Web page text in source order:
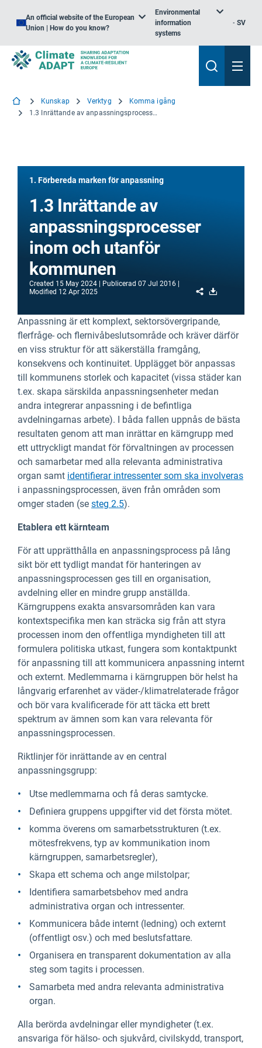
An official website of the European
Union | How do you know?
Environmental
information
systems
SV
Kunskap Verktyg
Komma igång
1.3 Inrättande av anpassningsprocesser inom och utanför kommunen
1. Förbereda marken för anpassning
1.3 Inrättande av
anpassningsprocesser
inom och utanför
kommunen
Created 15 May 2024 Publicerad 07 Jul 2016
Modified 12 Apr 2025 Share
Anpassning är ett komplext, sektorsövergripande,
flerfråge- och flernivåbeslutsområde och kräver därför
en viss struktur för att säkerställa framgång,
konsekvens och kontinuitet. Upplägget bör anpassas
till kommunens storlek och kapacitet (vissa städer kan
t.ex. skapa särskilda anpassningsenheter medan
andra integrerar anpassning i de befintliga
avdelningarnas arbete). I båda fallen uppnås de bästa
resultaten genom att man inrättar en kärngrupp med
ett uttryckligt mandat för förvaltningen av processen
och samarbetar med alla relevanta administrativa
organ samt identifierar intressenter som ska involveras
i anpassningsprocessen, även från områden som
omger staden (se steg 2.5).
Etablera ett kärnteam
För att upprätthålla en anpassningsprocess på lång
sikt bör ett tydligt mandat för hanteringen av
anpassningsprocessen ges till en organisation,
avdelning eller en mindre grupp anställda.
Kärngruppens exakta ansvarsområden kan vara
kontextspecifika men kan sträcka sig från att styra
processen inom den offentliga myndigheten till att
formulera politiska utkast, fungera som kontaktpunkt
för anpassning till att kommunicera anpassning internt
och externt. Medlemmarna i kärngruppen bör helst ha
långvarig erfarenhet av väder-/klimatrelaterade frågor
och bör vara kvalificerade för att täcka ett brett
spektrum av ämnen som kan vara relevanta för
anpassningsprocessen.
Riktlinjer för inrättande av en central
anpassningsgrupp:
Utse medlemmarna och få deras samtycke.
Definiera gruppens uppgifter vid det första mötet.
komma överens om samarbetsstrukturen (t.ex.
mötesfrekvens, typ av kommunikation inom
kärngruppen, samarbetsregler),
Skapa ett schema och ange milstolpar;
Identifiera samarbetsbehov med andra
administrativa organ och intressenter.
Kommunicera både internt (ledning) och externt
(offentligt osv.) och med beslutsfattare.
Organisera en transparent dokumentation av alla
steg som tagits i processen.
Samarbeta med andra relevanta administrativa
organ.
Alla berörda avdelningar eller myndigheter (t.ex.
ansvariga för hälso- och sjukvård, civilskydd, transport,